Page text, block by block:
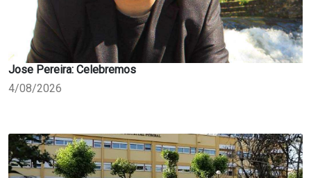
Jose Pereira: Celebremos
4/08/2026